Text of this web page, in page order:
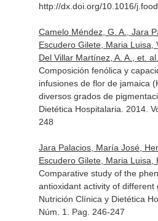
http://dx.doi.org/10.1016/
Camelo Méndez, G. A., Jara
Escudero Gilete, Maria Luisa,
Del Villar Martínez, A. A., et.
Composición fenólica y
infusiones de flor de jamaica
diversos grados de
Dietética Hospitalaria . 2014.
248
Jara Palacios, María José,
Escudero Gilete, Maria Luisa,
Comparative study of the
antioxidant activity of different
Nutrición Clínica y Dietética
Núm. 1. Pag. 246-247